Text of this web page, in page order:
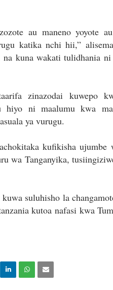
au maneno yoyote
katika nchi hii,”
kuna wakati tulidhania
zinazodai kuwepo
hiyo ni maalumu kwa
ya vurugu.
kufikisha ujumbe
wa Tanganyika,
suluhisho la
kutoa nafasi kwa